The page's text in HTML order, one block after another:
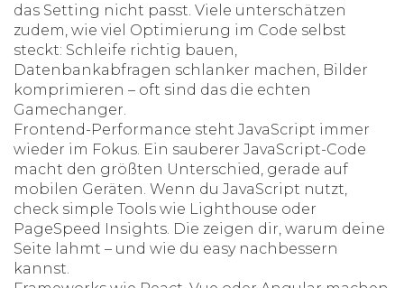
das Setting nicht passt. Viele unterschätzen
zudem, wie viel Optimierung im Code selbst
steckt: Schleife richtig bauen,
Datenbankabfragen schlanker machen, Bilder
komprimieren – oft sind das die echten
Gamechanger.
Frontend-Performance steht JavaScript immer
wieder im Fokus. Ein sauberer JavaScript-Code
macht den größten Unterschied, gerade auf
mobilen Geräten. Wenn du JavaScript nutzt,
check simple Tools wie Lighthouse oder
PageSpeed Insights. Die zeigen dir, warum deine
Seite lahmt – und wie du easy nachbessern
kannst.